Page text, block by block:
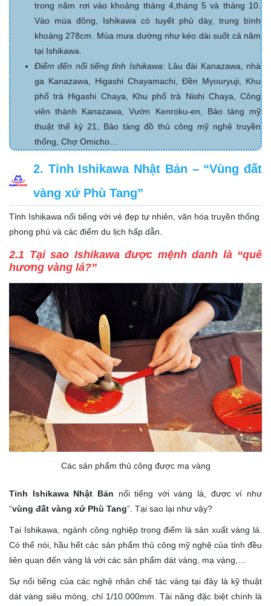
trong năm rơi vào khoảng tháng 4,tháng 5 và tháng 10.
Vào mùa đông, Ishikawa có tuyết phủ dày, trung bình
khoảng 278cm. Mùa mưa dường như kéo dài suốt cả năm
tại Ishikawa.
Điểm đến nổi tiếng tỉnh Ishikawa:Lâu đài Kanazawa, nhà
ga Kanazawa, Higashi Chayamachi, Đền Myouryuji, Khu
phố trà Higashi Chaya, Khu phố trà Nishi Chaya, Công
viên thành Kanazawa, Vườn Kenroku-en, Bảo tàng mỹ
thuật thế kỷ 21, Bảo tàng đồ thủ công mỹ nghệ truyền
thống, Chợ Omicho…
2. Tỉnh Ishikawa Nhật Bản – “Vùng đất
vàng xứ Phù Tang”
Tỉnh Ishikawa nổi tiếng với vẻ đẹp tự nhiên, văn hóa truyền thống
phong phú và các điểm du lịch hấp dẫn.
2.1 Tại sao Ishikawa được mệnh danh là “quê
hương vàng lá?”
Các sản phẩm thủ công được mạ vàng
Tỉnh Ishikawa Nhật Bản nổi tiếng với vàng lá, được ví như
“vùng đất vàng xứ Phù Tang”. Tại sao lại như vậy?
Tại Ishikawa, ngành công nghiệp trọng điểm là sản xuất vàng lá.
Có thể nói, hầu hết các sản phẩm thủ công mỹ nghệ của tỉnh đều
liên quan đến vàng lá với các sản phẩm dát vàng, mạ vàng,…
Sự nổi tiếng của các nghệ nhân chế tác vàng tại đây là kỹ thuật
dát vàng siêu mỏng, chỉ 1/10.000mm. Tài năng đặc biệt chính là